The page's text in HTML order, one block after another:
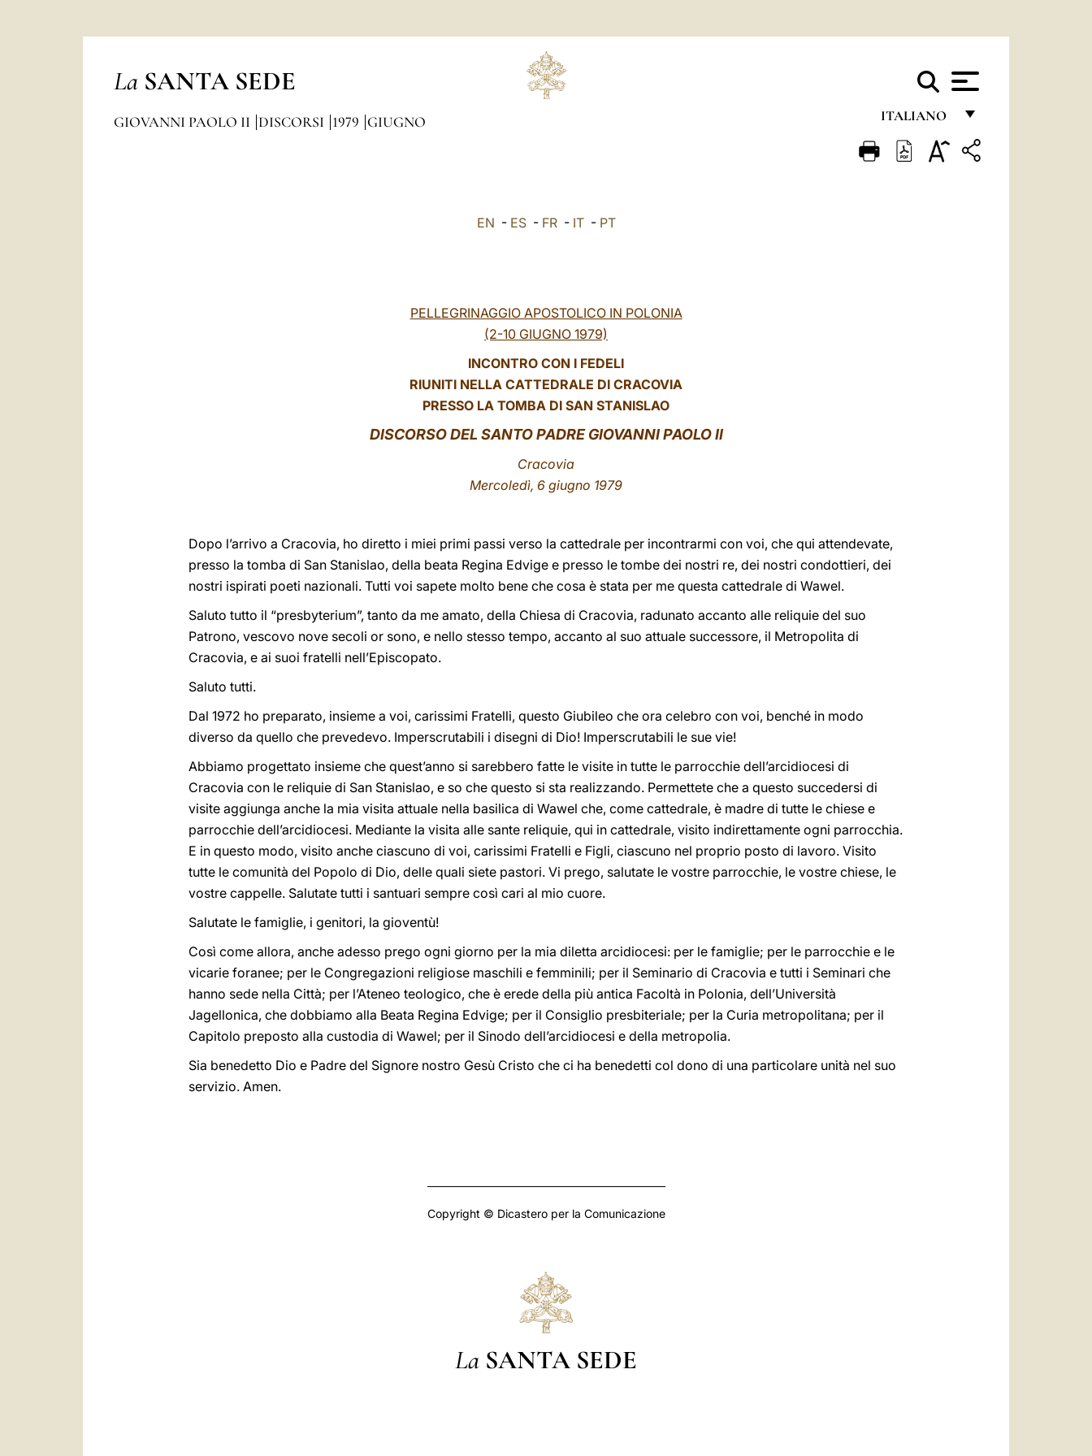
La SANTA SEDE
ITALIANO
FRANÇAIS
GIOVANNI PAOLO II DISCORSI 1979 GIUGNO
EN - ES- FR- IT- PT
PELLEGRINAGGIO APOSTOLICO IN POLONIA
(2-10 GIUGNO 1979)
INCONTRO CON I FEDELI
RIUNITI NELLA CATTEDRALE DI CRACOVIA
PRESSO LA TOMBA DI SAN STANISLAO
DISCORSO DEL SANTO PADRE GIOVANNI PAOLO II
Cracovia
Mercoledì, 6 giugno 1979
Dopo l’arrivo a Cracovia, ho diretto i miei primi passi verso la cattedrale per incontrarmi con voi, che qui attendevate,
presso la tomba di San Stanislao, della beata Regina Edvige e presso le tombe dei nostri re, dei nostri condottieri, dei
nostri ispirati poeti nazionali. Tutti voi sapete molto bene che cosa è stata per me questa cattedrale di Wawel.
Saluto tutto il “presbyterium”, tanto da me amato, della Chiesa di Cracovia, radunato accanto alle reliquie del suo
Patrono, vescovo nove secoli or sono, e nello stesso tempo, accanto al suo attuale successore, il Metropolita di
Cracovia, e ai suoi fratelli nell’Episcopato.
Saluto tutti.
Dal 1972 ho preparato, insieme a voi, carissimi Fratelli, questo Giubileo che ora celebro con voi, benché in modo
diverso da quello che prevedevo. Imperscrutabili i disegni di Dio! Imperscrutabili le sue vie!
Abbiamo progettato insieme che quest’anno si sarebbero fatte le visite in tutte le parrocchie dell’arcidiocesi di
Cracovia con le reliquie di San Stanislao, e so che questo si sta realizzando. Permettete che a questo succedersi di
visite aggiunga anche la mia visita attuale nella basilica di Wawel che, come cattedrale, è madre di tutte le chiese e
parrocchie dell’arcidiocesi. Mediante la visita alle sante reliquie, qui in cattedrale, visito indirettamente ogni parrocchia.
E in questo modo, visito anche ciascuno di voi, carissimi Fratelli e Figli, ciascuno nel proprio posto di lavoro. Visito
tutte le comunità del Popolo di Dio, delle quali siete pastori. Vi prego, salutate le vostre parrocchie, le vostre chiese, le
vostre cappelle. Salutate tutti i santuari sempre così cari al mio cuore.
Salutate le famiglie, i genitori, la gioventù!
Così come allora, anche adesso prego ogni giorno per la mia diletta arcidiocesi: per le famiglie; per le parrocchie e le
vicarie foranee; per le Congregazioni religiose maschili e femminili; per il Seminario di Cracovia e tutti i Seminari che
hanno sede nella Città; per l’Ateneo teologico, che è erede della più antica Facoltà in Polonia, dell’Università
Jagellonica, che dobbiamo alla Beata Regina Edvige; per il Consiglio presbiteriale; per la Curia metropolitana; per il
Capitolo preposto alla custodia di Wawel; per il Sinodo dell’arcidiocesi e della metropolia.
Sia benedetto Dio e Padre del Signore nostro Gesù Cristo che ci ha benedetti col dono di una particolare unità nel suo
servizio. Amen.
Copyright © Dicastero per la Comunicazione
La SANTA SEDE